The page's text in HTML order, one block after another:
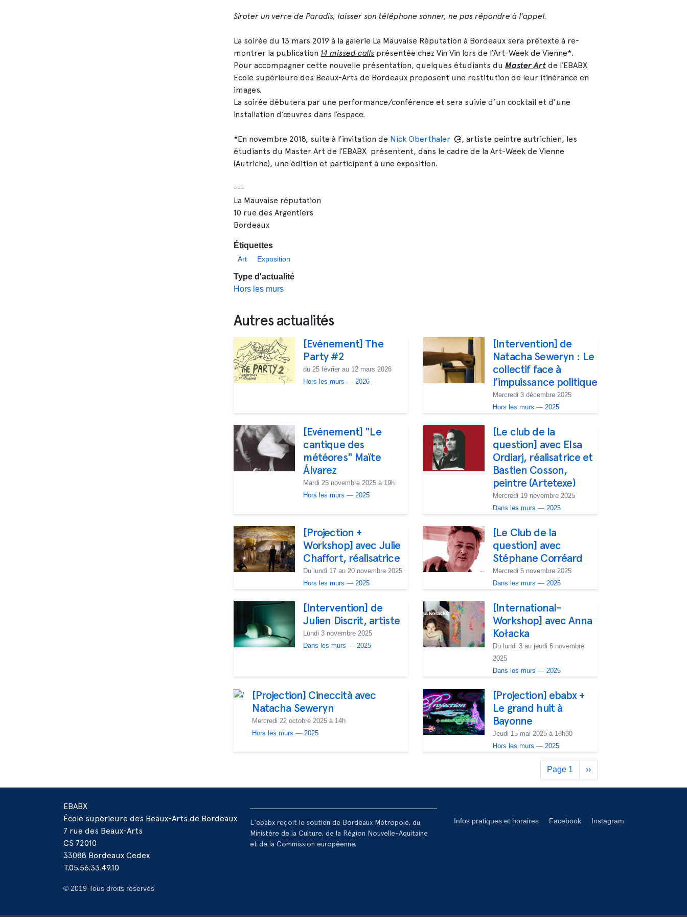
Siroter un verre de Paradis, laisser son téléphone sonner, ne pas répondre à l’appel.
La soirée du 13 mars 2019 à la galerie La Mauvaise Réputation à Bordeaux sera prétexte à re-
montrer la publication 14 missed calls présentée chez Vin Vin lors de l’Art-Week de Vienne*.
Pour accompagner cette nouvelle présentation, quelques étudiants duMaster Art de l’EBABX
Ecole supérieure des Beaux-Arts de Bordeaux proposent une restitution de leur itinérance en
images.
La soirée débutera par une performance/conférence et sera suivie d’un cocktail et d’une
installation d’œuvres dans l’espace.
*En novembre 2018, suite à l’invitation de Nick Oberthaler
, artiste peintre autrichien, les
étudiants du Master Art de l’EBABX présentent, dans le cadre de la Art-Week de Vienne
(Autriche), une édition et participent à une exposition.
---
La Mauvaise réputation
10 rue des Argentiers
Bordeaux
Étiquettes
Art Exposition
Type d'actualité
Hors les murs
Autres actualités
[Evénement] The
Party #2
du 25 février au 12 mars 2026
Hors les murs —2026
[Intervention] de
Natacha Seweryn : Le
collectif face à
l’impuissance politique
Mercredi 3 décembre 2025
Hors les murs —2025
[Evénement] "Le
cantique des
météores" Maïte
Álvarez
Mardi 25 novembre 2025 à 19h
Hors les murs —2025
[Le club de la
question] avec Elsa
Ordiarj, réalisatrice et
Bastien Cosson,
peintre (Artetexe)
Mercredi 19 novembre 2025
Dans les murs —2025
[Projection +
Workshop] avec Julie
Chaffort, réalisatrice
Du lundi 17 au 20 novembre 2025
Hors les murs —2025
[Le Club de la
question] avec
Stéphane Corréard
Mercredi 5 novembre 2025
Dans les murs —2025
[Intervention] de
Julien Discrit, artiste
Lundi 3 novembre 2025
Dans les murs —2025
[International-
Workshop] avec Anna
Kołacka
Du lundi 3 au jeudi 6 novembre
2025
Dans les murs —2025
[Projection] Cineccità avec
Natacha Seweryn
Mercredi 22 octobre 2025 à 14h
Hors les murs —2025
[Projection] ebabx +
Le grand huit à
Bayonne
Jeudi 15 mai 2025 à 18h30
Hors les murs —2025
Pagination
Page 1
Next
page
››
EBABX
École supérieure des Beaux-Arts de Bordeaux
7 rue des Beaux-Arts
CS 72010
33088 Bordeaux Cedex
T.05.56.33.49.10
© 2019 Tous droits réservés
L'ebabx reçoit le soutien de Bordeaux Métropole, du
Ministère de la Culture, de la Région Nouvelle-Aquitaine
et de la Commission européenne.
Réseaux footer
Infos pratiques et horaires Facebook Instagram